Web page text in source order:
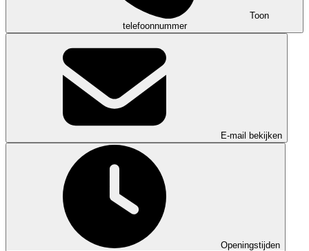
Toon
telefoonnummer
E-mail bekijken
Openingstijden